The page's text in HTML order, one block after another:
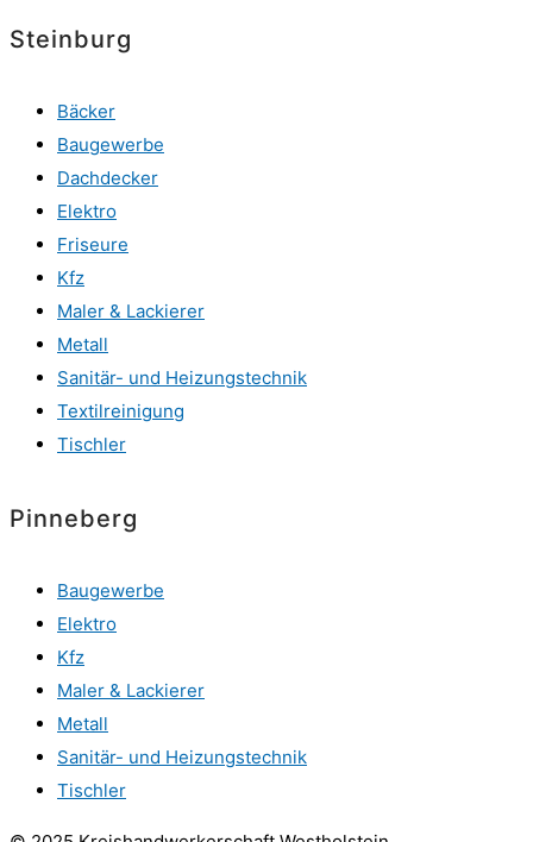
Steinburg
Bäcker
Baugewerbe
Dachdecker
Elektro
Friseure
Kfz
Maler & Lackierer
Metall
Sanitär- und Heizungstechnik
Textilreinigung
Tischler
Pinneberg
Baugewerbe
Elektro
Kfz
Maler & Lackierer
Metall
Sanitär- und Heizungstechnik
Tischler